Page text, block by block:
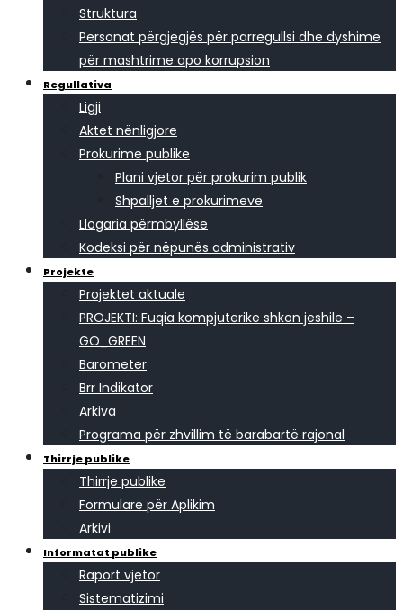
Struktura
Personat përgjegjës për parregullsi dhe dyshime
për mashtrime apo korrupsion
Regullativa
Ligji
Aktet nënligjore
Prokurime publike
Plani vjetor për prokurim publik
Shpalljet e prokurimeve
Llogaria përmbyllëse
Kodeksi për nëpunës administrativ
Projekte
Projektet aktuale
PROJEKTI: Fuqia kompjuterike shkon jeshile –
GO_GREEN
Barometer
Brr Indikator
Arkiva
Programa për zhvillim të barabartë rajonal
Thirrje publike
Thirrje publike
Formulare për Aplikim
Arkivi
Informatat publike
Raport vjetor
Sistematizimi